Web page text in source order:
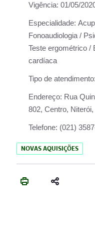
Vigência: 01/05/
Especialidade:
Fonoaudiologia /
Teste ergométrico /
cardíaca
Tipo de atendimento:
Endereço: Rua
802, Centro,
Telefone: (021)
NOVAS AQUISIÇÕES